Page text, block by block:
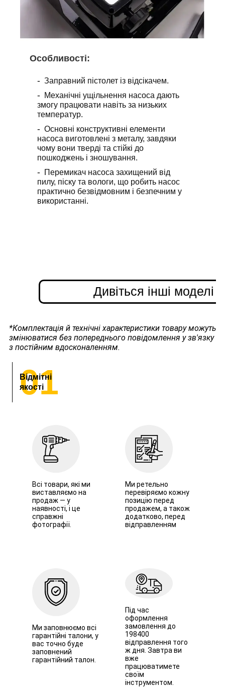
Особливості:
Заправний пістолет із відсікачем.
Механічні ущільнення насоса дають
змогу працювати навіть за низьких
температур.
Основні конструктивні елементи
насоса виготовлені з металу, завдяки
чому вони тверді та стійкі до
пошкоджень і зношування.
Перемикач насоса захищений від
пилу, піску та вологи, що робить насос
практично безвідмовним і безпечним у
використанні.
Дивіться інші моделі
*Комплектація й технічні характеристики товару можуть
змінюватися без попереднього повідомлення у зв'язку
з постійним вдосконаленням.
01
Відмітні
якості
Всі товари, які ми
виставляємо на
продаж — у
наявності, і це
справжні
фотографії.
Ми ретельно
перевіряємо кожну
позицію перед
продажем, а також
додатково, перед
відправленням
Ми заповнюємо всі
гарантійні талони, у
вас точно буде
заповнений
гарантійний талон.
Під час
оформлення
замовлення до
198400
відправлення того
ж дня. Завтра ви
вже
працюватимете
своїм
інструментом.